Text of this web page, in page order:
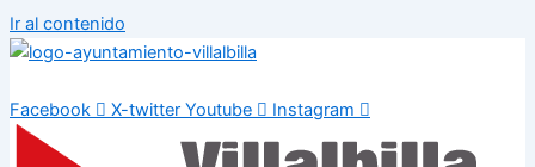
Ir al contenido
Facebook X-twitter Youtube Instagram